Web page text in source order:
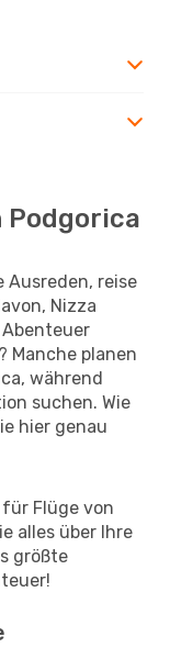
Podgorica
Ausreden, reise
Nizza
Manche planen
während
suchen. Wie
hier genau
für Flüge von
alles über Ihre
größte